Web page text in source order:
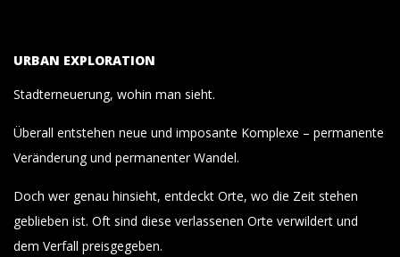
URBAN EXPLORATION
Stadterneuerung, wohin man sieht.
Überall entstehen neue und imposante Komplexe – permanente
Veränderung und permanenter Wandel.
Doch wer genau hinsieht, entdeckt Orte, wo die Zeit stehen
geblieben ist. Oft sind diese verlassenen Orte verwildert und
dem Verfall preisgegeben.